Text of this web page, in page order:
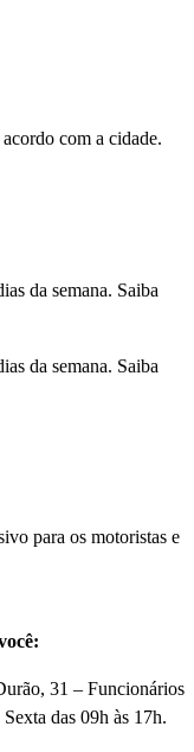
com a cidade.
da semana. Saiba
da semana. Saiba
para os motoristas e
31 – Funcionários
das 09h às 17h.